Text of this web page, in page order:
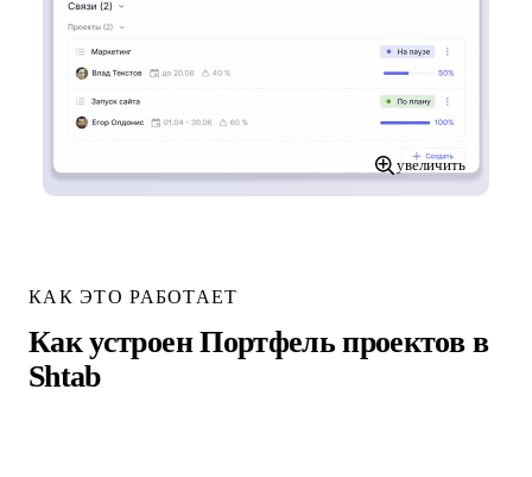
увеличить
КАК ЭТО РАБОТАЕТ
Как устроен Портфель проектов в
Shtab